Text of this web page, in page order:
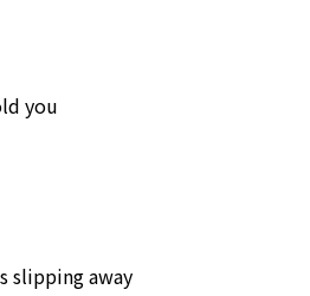
you
slipping away